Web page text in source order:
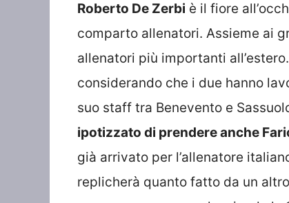
Roberto De Zerbi è il fiore
comparto allenatori. Assieme ai
allenatori più importanti
considerando che i due hanno
suo staff tra Benevento e
ipotizzato di prendere anche
già arrivato per l’allenatore
replicherà quanto fatto da un